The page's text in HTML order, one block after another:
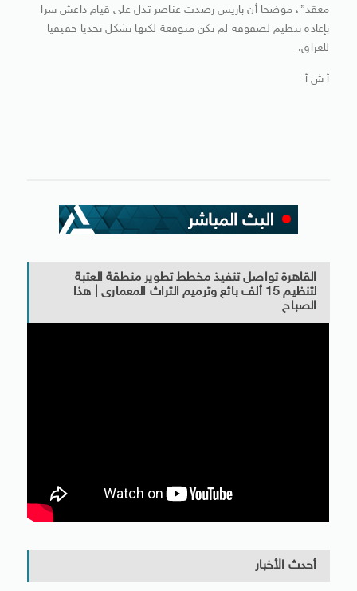
معقد”، موضحا أن باريس رصدت عناصر تدل على قيام داعش سرا
بإعادة تنظيم لصفوفه لم تكن متوقعة لكنها تشكل تحديا حقيقيا
للعراق.
أ ش أ
القاهرة تواصل تنفيذ مخطط تطوير منطقة العتبة
لتنظيم 15 ألف بائع وترميم التراث المعمارى | هذا
الصباح
أحدث الأخبار